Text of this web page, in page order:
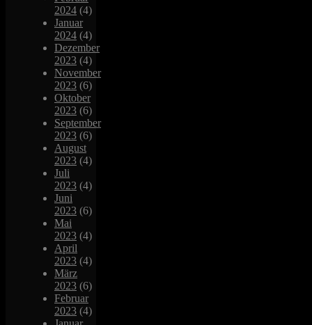
2024 (4)
Januar
2024 (4)
Dezember
2023 (4)
November
2023 (6)
Oktober
2023 (6)
September
2023 (6)
August
2023 (4)
Juli
2023 (4)
Juni
2023 (6)
Mai
2023 (4)
April
2023 (4)
März
2023 (6)
Februar
2023 (4)